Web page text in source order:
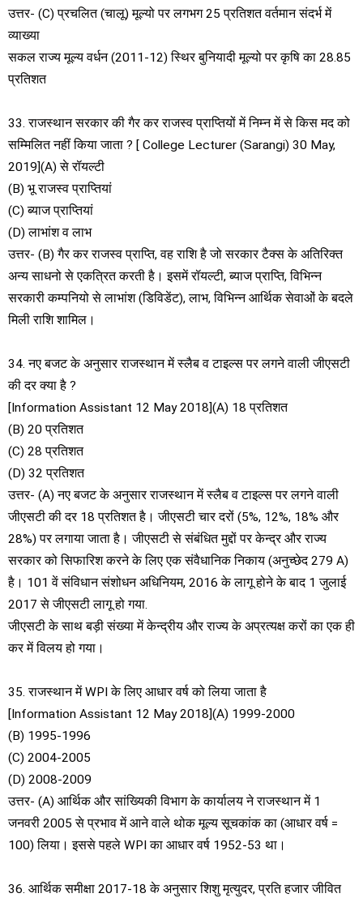
उत्तर- (C) प्रचलित (चालू) मूल्यो पर लगभग 25 प्रतिशत वर्तमान संदर्भ में
व्याख्या
सकल राज्य मूल्य वर्धन (2011-12) स्थिर बुनियादी मूल्यो पर कृषि का 28.85
प्रतिशत
33. राजस्थान सरकार की गैर कर राजस्व प्राप्तियों में निम्न में से किस मद को
सम्मिलित नहीं किया जाता ? [ College Lecturer (Sarangi) 30 May,
2019](A) से रॉयल्टी
(B) भू राजस्व प्राप्तियां
(C) ब्याज प्राप्तियां
(D) लाभांश व लाभ
उत्तर- (B) गैर कर राजस्व प्राप्ति, वह राशि है जो सरकार टैक्स के अतिरिक्त
अन्य साधनो से एकत्रित करती है। इसमें रॉयल्टी, ब्याज प्राप्ति, विभिन्न
सरकारी कम्पनियो से लाभांश (डिविडेंट), लाभ, विभिन्न आर्थिक सेवाओं के बदले
मिली राशि शामिल।
34. नए बजट के अनुसार राजस्थान में स्लैब व टाइल्स पर लगने वाली जीएसटी
की दर क्या है ?
[Information Assistant 12 May 2018](A) 18 प्रतिशत
(B) 20 प्रतिशत
(C) 28 प्रतिशत
(D) 32 प्रतिशत
उत्तर- (A) नए बजट के अनुसार राजस्थान में स्लैब व टाइल्स पर लगने वाली
जीएसटी की दर 18 प्रतिशत है। जीएसटी चार दरों (5%, 12%, 18% और
28%) पर लगाया जाता है। जीएसटी से संबंधित मुद्दों पर केन्द्र और राज्य
सरकार को सिफारिश करने के लिए एक संवैधानिक निकाय (अनुच्छेद 279 A)
है। 101 वें संविधान संशोधन अधिनियम, 2016 के लागू होने के बाद 1 जुलाई
2017 से जीएसटी लागू हो गया.
जीएसटी के साथ बड़ी संख्या में केन्द्रीय और राज्य के अप्रत्यक्ष करों का एक ही
कर में विलय हो गया।
35. राजस्थान में WPI के लिए आधार वर्ष को लिया जाता है
[Information Assistant 12 May 2018](A) 1999-2000
(B) 1995-1996
(C) 2004-2005
(D) 2008-2009
उत्तर- (A) आर्थिक और सांख्यिकी विभाग के कार्यालय ने राजस्थान में 1
जनवरी 2005 से प्रभाव में आने वाले थोक मूल्य सूचकांक का (आधार वर्ष =
100) लिया। इससे पहले WPI का आधार वर्ष 1952-53 था।
36. आर्थिक समीक्षा 2017-18 के अनुसार शिशु मृत्युदर, प्रति हजार जीवित